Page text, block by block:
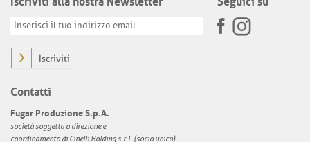
Iscriviti
Contatti
Fugar Produzione S.p.A.
società soggetta a direzione e
coordinamento di Cinelli Holding s.r.l. (socio unico)